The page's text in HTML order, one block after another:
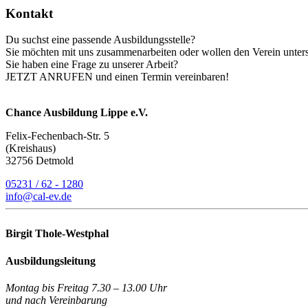
Kontakt
Du suchst eine passende Ausbildungsstelle?
Sie möchten mit uns zusammenarbeiten oder wollen den Verein
Sie haben eine Frage zu unserer Arbeit?
JETZT ANRUFEN und einen Termin vereinbaren!
Chance Ausbildung Lippe e.V.
Felix-Fechenbach-Str. 5
(Kreishaus)
32756 Detmold
05231 / 62 - 1280
info@cal-ev.de
Birgit Thole-Westphal
Ausbildungsleitung
Montag bis Freitag 7.30 – 13.00 Uhr
und nach Vereinbarung